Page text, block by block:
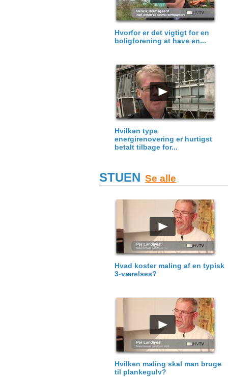
Hvorfor er det vigtigt for en
boligforening at have en...
Hvilken type
energirenovering er hurtigst
betalt tilbage for...
STUEN Se alle
Hvad koster maling af en typisk
3-værelses?
Hvilken maling skal man bruge
til plankegulv?